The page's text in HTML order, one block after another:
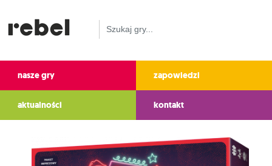
nasze gry zapowiedzi
aktualności kontakt